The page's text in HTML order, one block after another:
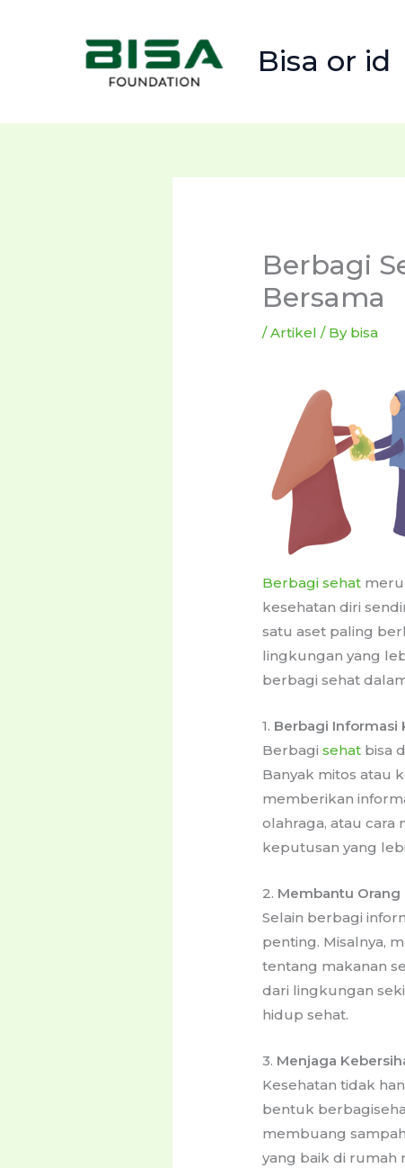
Bisa or id
Berbagi
Bersama
/Artikel / By bisa
Berbagi sehat
kesehatan diri
satu aset paling
lingkungan yang
berbagi sehat
1. Berbagi Informasi
Berbagisehat bisa
Banyak mitos atau
memberikan
olahraga, atau
keputusan yang
2. Membantu
Selain berbagi
penting. Misalnya,
tentang makanan
dari lingkungan
hidup sehat.
3. Menjaga
Kesehatan tidak
bentuk
membuang
yang baik di rumah